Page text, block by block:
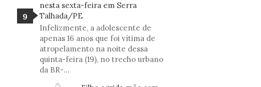
nesta sexta-feira em Serra
Talhada/PE
Infelizmente, a adolescente de
apenas 16 anos que foi vítima de
atropelamento na noite dessa
quinta-feira (19), no trecho urbano
da BR-...